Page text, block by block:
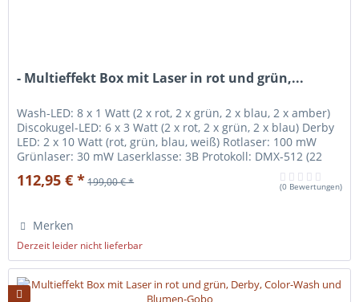
- Multieffekt Box mit Laser in rot und grün,...
Wash-LED: 8 x 1 Watt (2 x rot, 2 x grün, 2 x blau, 2 x amber)
Discokugel-LED: 6 x 3 Watt (2 x rot, 2 x grün, 2 x blau) Derby
LED: 2 x 10 Watt (rot, grün, blau, weiß) Rotlaser: 100 mW
Grünlaser: 30 mW Laserklasse: 3B Protokoll: DMX-512 (22
Kanäle) Funktionen: Dimmer (0-100 %), Stroboskop (0-20 Hz),
Auto, Sound Control, Master/Slave Display: 4-stellig
112,95 € *199,00 € * (0 Bewertungen)
Merken
Derzeit leider nicht lieferbar